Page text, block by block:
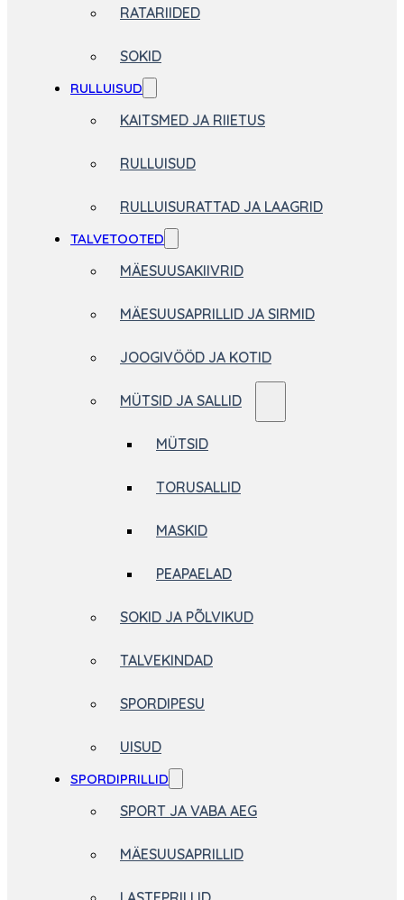
RATARIIDED
SOKID
RULLUISUD
KAITSMED JA RIIETUS
RULLUISUD
RULLUISURATTAD JA LAAGRID
TALVETOOTED
MÄESUUSAKIIVRID
MÄESUUSAPRILLID JA SIRMID
JOOGIVÖÖD JA KOTID
MÜTSID JA SALLID
MÜTSID
TORUSALLID
MASKID
PEAPAELAD
SOKID JA PÕLVIKUD
TALVEKINDAD
SPORDIPESU
UISUD
SPORDIPRILLID
SPORT JA VABA AEG
MÄESUUSAPRILLID